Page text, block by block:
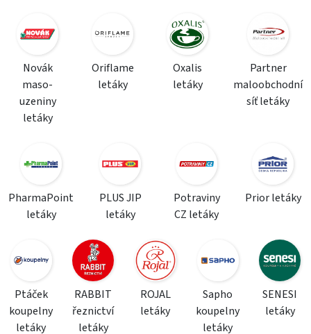
Novák
maso-
uzeniny
letáky
Oriflame
letáky
Oxalis
letáky
Partner
maloobchodní
síť letáky
PharmaPoint
letáky
PLUS JIP
letáky
Potraviny
CZ letáky
Prior letáky
Ptáček
koupelny
letáky
RABBIT
řeznictví
letáky
ROJAL
letáky
Sapho
koupelny
letáky
SENESI
letáky